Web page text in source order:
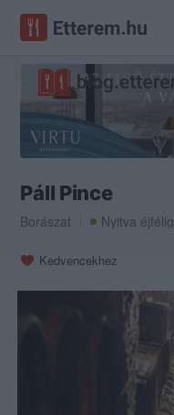
Páll Pince
Borászat Nyitva éjfélig
Kedvencekhez